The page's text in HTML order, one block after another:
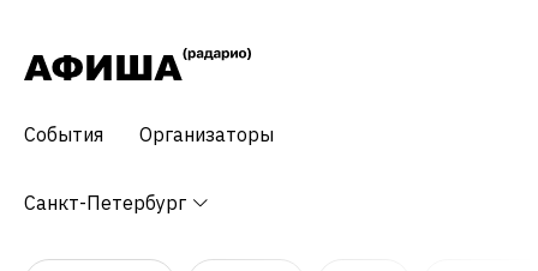
События Организаторы
Санкт-Петербург